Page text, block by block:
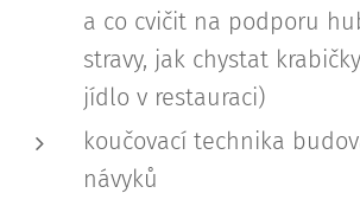
a co cvičit na podporu
stravy, jak chystat
jídlo v restauraci)
koučovací technika
návyků